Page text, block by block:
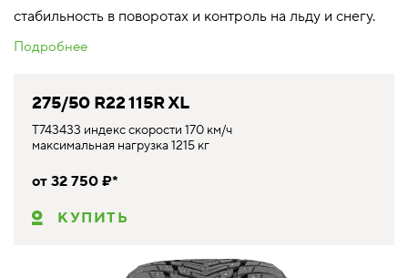
стабильность в поворотах и контроль на льду и снегу.
Подробнее
275/50 R22 115R XL
T743433 индекс скорости 170 км/ч
максимальная нагрузка 1215 кг
от 32 750 ₽*
КУПИТЬ